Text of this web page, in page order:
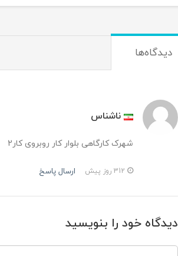
دیدگاه‌ها
ناشناس
شهرک کارگاهی بلوار کار روبروی کار2
ارسال پاسخ
دیدگاه خود را بنویسید